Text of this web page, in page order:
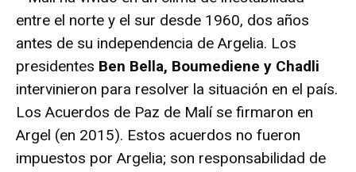
entre el norte y el sur desde 1960, dos años
antes de su independencia de Argelia. Los
presidentes Ben Bella, Boumediene y Chadli
intervinieron para resolver la situación en el país.
Los Acuerdos de Paz de Malí se firmaron en
Argel (en 2015). Estos acuerdos no fueron
impuestos por Argelia; son responsabilidad de